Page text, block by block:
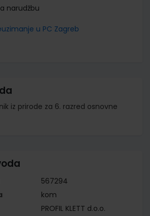
narudžbu
u PC Zagreb
iz prirode za 6. razred osnovne
567294
kom
PROFIL KLETT d.o.o.